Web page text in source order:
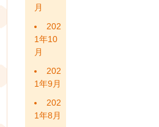
月
202
1年10
月
202
1年9月
202
1年8月